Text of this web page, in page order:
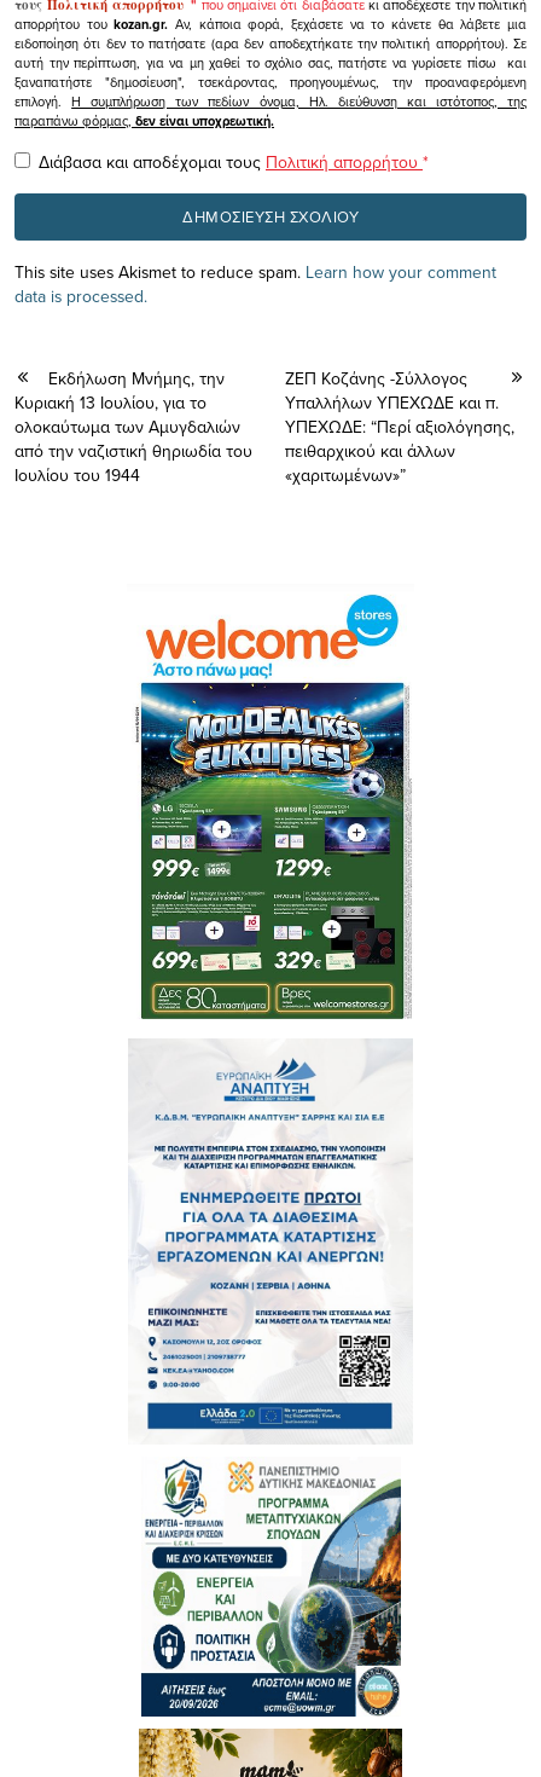
τουςΠολιτική απορρήτου" που σημαίνει ότι διαβάσατεκι αποδέχεστε την πολιτική
απορρήτου τουkozan.gr. Αν, κάποια φορά, ξεχάσετε να το κάνετε θα λάβετε μια
ειδοποίηση ότι δεν το πατήσατε (αρα δεν αποδεχτήκατε την πολιτική απορρήτου). Σε
αυτή την περίπτωση, για να μη χαθεί το σχόλιο σας, πατήστε να γυρίσετε πίσω και
ξαναπατήστε "δημοσίευση", τσεκάροντας, προηγουμένως, την προαναφερόμενη
επιλογή.Η συμπλήρωση των πεδίων όνομα, Ηλ. διεύθυνση και ιστότοπος, της
παραπάνω φόρμας, δεν είναι υποχρεωτική.
Διάβασα και αποδέχομαι τους Πολιτική απορρήτου *
This site uses Akismet to reduce spam. Learn how your comment
data is processed.
Eκδήλωση Μνήμης, την
Κυριακή 13 Ιουλίου, για το
ολοκαύτωμα των Αμυγδαλιών
από την ναζιστική θηριωδία του
Ιουλίου του 1944
ΖΕΠ Κοζάνης -Σύλλογος
Υπαλλήλων ΥΠΕΧΩΔΕ και π.
ΥΠΕΧΩΔΕ: “Περί αξιολόγησης,
πειθαρχικού και άλλων
«χαριτωμένων»”